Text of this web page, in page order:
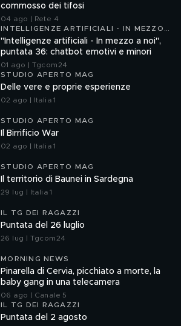
commosso dei tifosi
04 ago | Rete 4
INTELLIGENZE ARTIFICIALI - IN MEZZO
A NOI
"Intelligenze artificiali - In mezzo a noi",
puntata 36: chatbot emotivi e minori
01 ago | Tgcom24
STUDIO APERTO MAG
Delle vere e proprie esperienze
02 ago | Italia 1
STUDIO APERTO MAG
Il Birrificio War
02 ago | Italia 1
STUDIO APERTO MAG
Il territorio di Baunei in Sardegna
29 lug | Italia 1
IL TG DEI RAGAZZI
Puntata del 26 luglio
26 lug | Tgcom24
MORNING NEWS
Pinarella di Cervia, picchiato a morte, la
baby gang in una telecamera
06 ago | Canale 5
IL TG DEI RAGAZZI
Puntata del 2 agosto